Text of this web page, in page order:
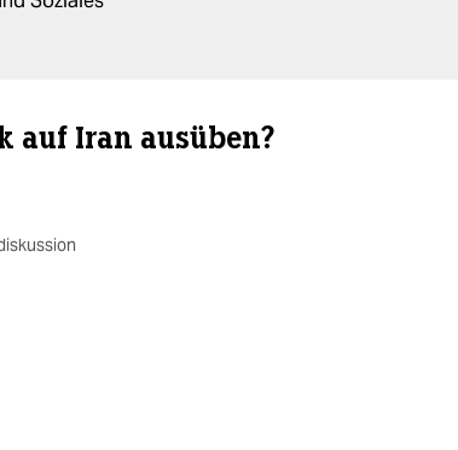
auf Iran ausüben?